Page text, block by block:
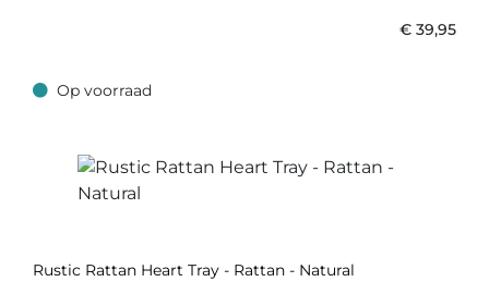
€ 39,95
Op voorraad
Op voorraad
Rustic Rattan Heart Tray - Rattan - Natural